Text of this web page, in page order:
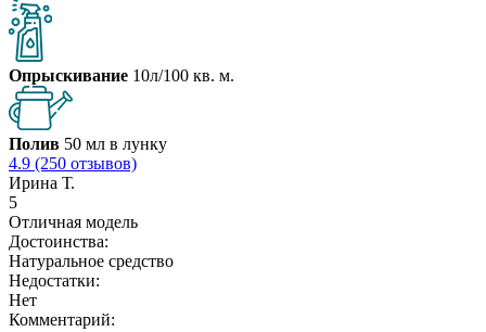
Опрыскивание 10л/100 кв. м.
Полив 50 мл в лунку
4.9 (250 отзывов)
Ирина Т.
5
Отличная модель
Достоинства:
Натуральное средство
Недостатки:
Нет
Комментарий: